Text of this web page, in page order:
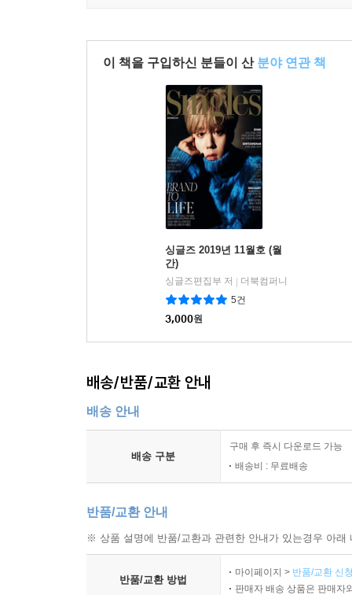
368 part 3 F&B 콘텐츠를 만드는 리더
372 part 4 어떻게 찾을까?
374 part 5 어떻게 차릴까?
376 part 6 무엇을 먹을까?
378 나는 나를 위해 일한다
380 농사짓습니다
384 너와 나의 거리
386 주 52시간을 방해하는 자
390 개와 고양이를 위한 나라는 있다
394 펫 공간 큐레이션의 미래, 성수연방
400 나를 위해 건배
402 HOROSCOPS
404 3월에는 <싱글즈>가 쏩니다!
408 FASHION insider
이 책을 구입하신 분들이 산 분야 연관 책
싱글즈 2019년 11월호 (월
간)
싱글즈편집부 저 | 더북컴퍼니
5건
3,000원
배송/반품/교환 안내
배송 안내
배송 구분
구매 후 즉시 다운로드 가능
배송비 : 무료배송
반품/교환 안내
※ 상품 설명에 반품/교환과 관련한 안내가 있는경우 아
반품/교환 방법
마이페이지 > 반품/교환 신
판매자 배송 상품은 판매자